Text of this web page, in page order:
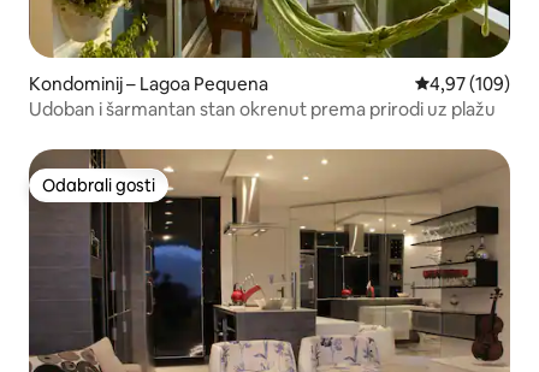
Kondominij – Lagoa Pequena Prosječna
4,97 (109)
Udoban i šarmantan stan okrenut prema prirodi uz plažu
Odabrali gosti
Odabrali gosti